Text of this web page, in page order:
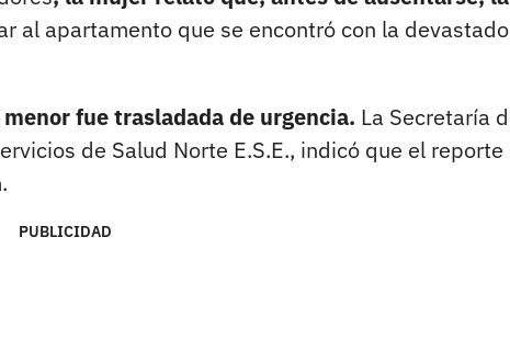
al apartamento que se encontró con la
menor fue trasladada de urgencia. La Secretaría
de Salud Norte E.S.E., indicó que el reporte
PUBLICIDAD